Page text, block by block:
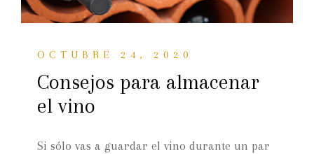
OCTUBRE 24, 2020
Consejos para almacenar
el vino
Si sólo vas a guardar el vino durante un par